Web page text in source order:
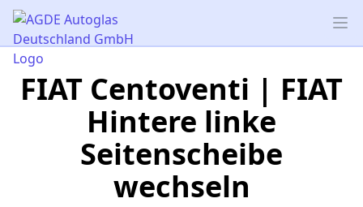
AGDE Autoglas Deutschland GmbH
FIAT Centoventi | FIAT
Hintere linke
Seitenscheibe
wechseln